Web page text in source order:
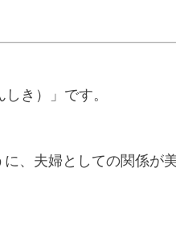
き）」です。
、夫婦としての関係が